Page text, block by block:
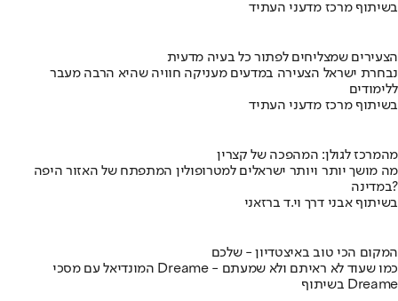
בשיתוף מרכז מדעני העתיד
הצעירים שמצליחים לפתור כל בעיה מדעית
נבחרת ישראל הצעירה במדעים מעניקה חוויה שהיא הרבה מעבר
ללימודים
בשיתוף מרכז מדעני העתיד
מהמרכז לגולן: המהפכה של קצרין
מה מושך יותר ויותר ישראלים למטרופולין המתפתח של האזור היפה
במדינה?
בשיתוף אבני דרך וי.ד ברזאני
המקום הכי טוב באיצטדיון - שלכם
המונדיאל עם מסכי Dreame - כמו שעוד לא ראיתם ולא שמעתם
בשיתוף Dreame